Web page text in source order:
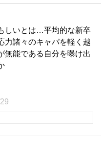
しいとは…平均的な新卒
力諸々のキャパを軽く越
無能である自分を曝け出